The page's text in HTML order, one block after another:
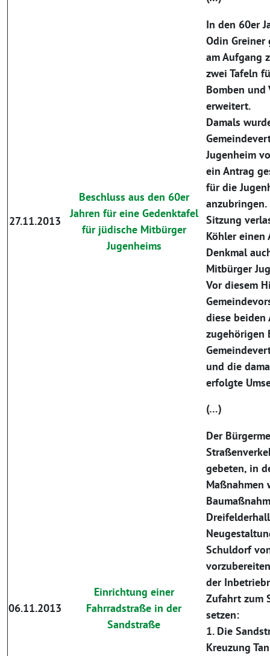
27.11.2013
Beschluss aus den 60er
Jahren für eine Gedenktafel
für jüdische Mitbürger
Jugenheims
In den 60er
Odin Greiner
am Aufgang
zwei Tafeln
Bomben und
erweitert.
Damals
Jugenheim
ein Antrag
für die
Sitzung
Köhler einen
Denkmal
Mitbürger
Vor diesem
diese beiden
zugehörigen
und die
erfolgte
(…)
06.11.2013
Einrichtung einer
Fahrradstraße in der
Sandstraße
Der
gebeten, in
Maßnahmen
Schuldorf
der
Zufahrt zum
setzen:
1. Die
Kreuzung